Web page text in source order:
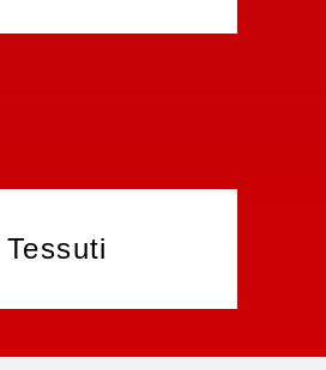
Tessuti